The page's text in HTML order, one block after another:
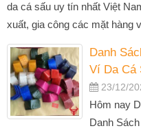
da cá sấu uy tín nhất Việt
xuất, gia công các mặt hàng
Danh
Ví Da Cá
23/12/
Hôm nay
Danh